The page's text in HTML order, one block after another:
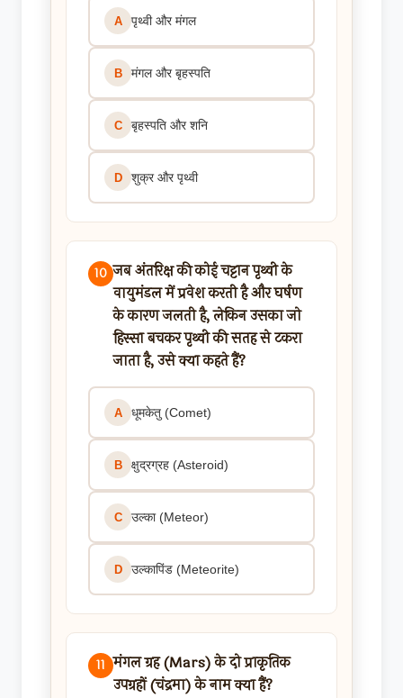
A पृथ्वी और मंगल
B मंगल और बृहस्पति
C बृहस्पति और शनि
D शुक्र और पृथ्वी
10 जब अंतरिक्ष की कोई चट्टान पृथ्वी के
वायुमंडल में प्रवेश करती है और घर्षण
के कारण जलती है, लेकिन उसका जो
हिस्सा बचकर पृथ्वी की सतह से टकरा
जाता है, उसे क्या कहते हैं?
A धूमकेतु (Comet)
B क्षुद्रग्रह (Asteroid)
C उल्का (Meteor)
D उल्कापिंड (Meteorite)
11 मंगल ग्रह (Mars) के दो प्राकृतिक
उपग्रहों (चंद्रमा) के नाम क्या हैं?